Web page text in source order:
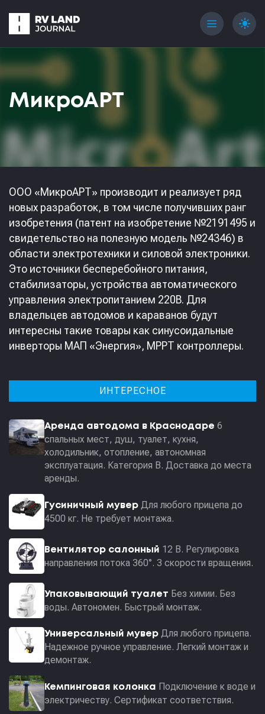
menu light_mode
МикроАРТ
ООО «МикроАРТ» производит и реализует ряд
новых разработок, в том числе получивших ранг
изобретения (патент на изобретение №2191495 и
свидетельство на полезную модель №24346) в
области электротехники и силовой электроники.
Это источники бесперебойного питания,
стабилизаторы, устройства автоматического
управления электропитанием 220В. Для
владельцев автодомов и караванов будут
интересны такие товары как синусоидальные
инверторы МАП «Энергия», MPPT контроллеры.
ИНТЕРЕСНОЕ
Аренда автодома в Краснодаре 6
спальных мест, душ, туалет, кухня,
холодильник, отопление, автономная
эксплуатация. Категория В. Доставка до места
аренды.
Гусиничный мувер Для любого прицепа до
4500 кг. Не требует монтажа.
Вентилятор салонный 12 В. Регулировка
направления потока 360°. 3 скорости вращения.
Упаковывающий туалет Без химии. Без
воды. Автономен. Быстрый монтаж.
Универсальный мувер Для любого прицепа.
Надежное ручное управление. Легкий монтаж и
демонтаж.
Кемпинговая колонка Подключение к воде и
электричеству. Сертификат соответствия.